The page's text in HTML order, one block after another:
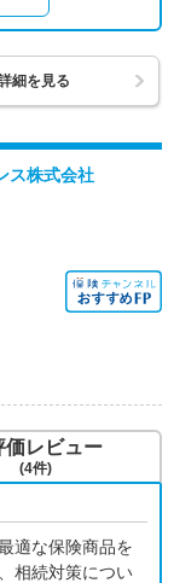
細を見る
ス株式会社
適な保険商品を
相続対策につい
価レビュー
(4件)